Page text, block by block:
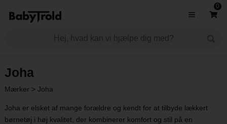
0
Joha
Mærker > Joha
Joha er elsket af mange forældre og kendt for at tilbyde lækkert
børnetøj i høj kvalitet, der kombinerer komfort og stil på en